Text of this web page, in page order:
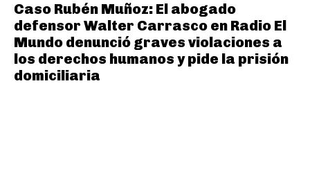
Caso Rubén Muñoz: El abogado
defensor Walter Carrasco en Radio El
Mundo denunció graves violaciones a
los derechos humanos y pide la prisión
domiciliaria